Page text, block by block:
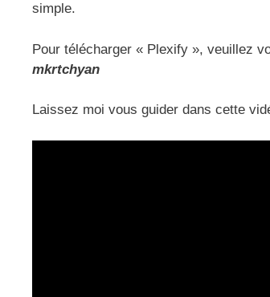
simple.
Pour télécharger « Plexify », veuillez
mkrtchyan
Laissez moi vous guider dans cette